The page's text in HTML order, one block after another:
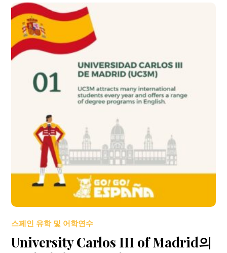
스페인 유학 및 어학연수
University Carlos III of Madrid의